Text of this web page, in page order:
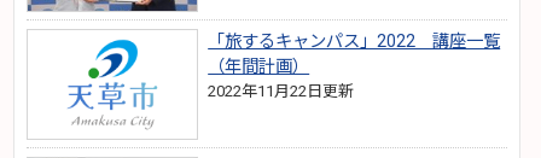
「旅するキャンパス」2022 講座一覧
（年間計画）
2022年11月22日更新